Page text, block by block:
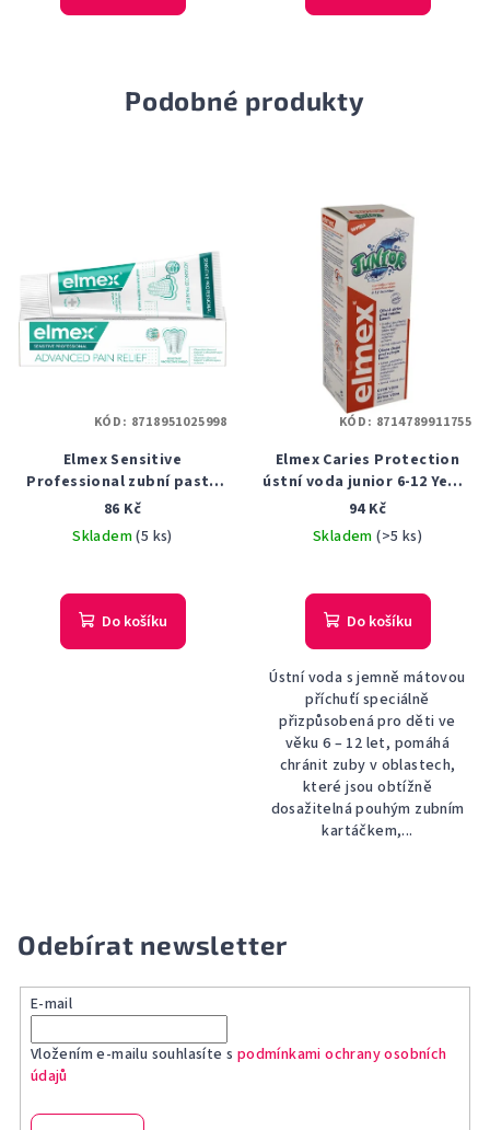
Podobné produkty
Elmex Sensitive
Professional zubní pasta
75ml
86 Kč
Skladem(5 ks)
hodnocení
produktu
Do košíku
KÓD: 8718951025998
Elmex Caries Protection
ústní voda junior 6-12 Years
400 ml
94 Kč
Skladem(>5 ks)
Do košíku
Ústní voda s jemně mátovou
příchuťí speciálně
přizpůsobená pro děti ve
věku 6 – 12 let, pomáhá
chránit zuby v oblastech,
které jsou obtížně
dosažitelná pouhým zubním
kartáčkem,...
KÓD: 8714789911755
Odebírat newsletter
E-mail
Vložením e-mailu souhlasíte s podmínkami ochrany osobních
údajů